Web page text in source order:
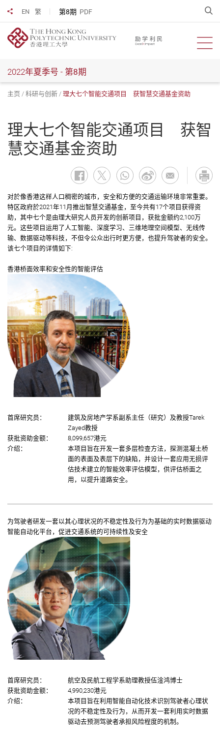
EN 繁 第8期 PDF
分享到
开
2022年夏季号 - 第8期
主页 科研与创新 理大七个智能交通项目 获智慧交通基金资助
理大七个智能交通项目 获智
慧交通基金资助
对於像香港这样人口稠密的城市，安全和方便的交通运输环境非常重要。
特区政府於2021年11月推出智慧交通基金，至今共有17个项目获得资
助，其中七个是由理大研究人员开发的创新项目，获批金额约2,100万
元。这些项目运用了人工智能、深度学习、三维地理空间模型、无线传
输、数据驱动等科技，不但令公众出行时更方便，也提升驾驶者的安全。
该七个项目的详情如下:
香港桥面效率和安全性的智能评估
首席研究员：
建筑及房地产学系副系主任（研究）及教授Tarek
Zayed教授
获批资助金额：
8,099,657港元
介绍：
本项目旨在开发一套多层检查方法，探测混凝土桥
面的表面及表层下的缺陷，并设计一套应用无损评
估技术建立的智能效率评估模型，供评估桥面之
用，以提升道路安全。
为驾驶者研发一套以其心理状况的不稳定性及行为为基础的实时数据驱动
智能自动化平台，促进交通系统的可持续性及安全
首席研究员：
航空及民航工程学系助理教授伍淦鸿博士
获批资助金额：
4,990,230港元
介绍：
本项目旨在利用智能自动化技术识别驾驶者心理状
况的不稳定性及行为，从而开发一套利用实时数据
驱动去预测驾驶者承担风险程度的机制。